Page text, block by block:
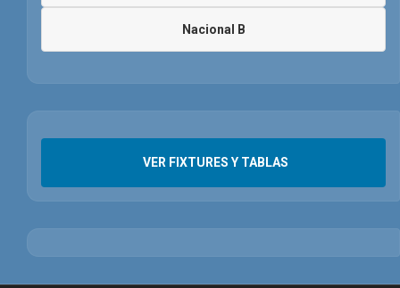
Nacional B
VER FIXTURES Y TABLAS